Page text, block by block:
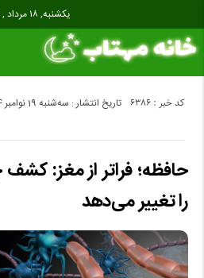
یکشنبه, ۱۸ مرداد , ۱۴۰۵
تاریخ انتشار : سه‌شنبه 19 نوامبر 2024 - 0:23 کد خبر : 6386
حافظه؛ فراتر از مغز:
را تغییر می‌دهد